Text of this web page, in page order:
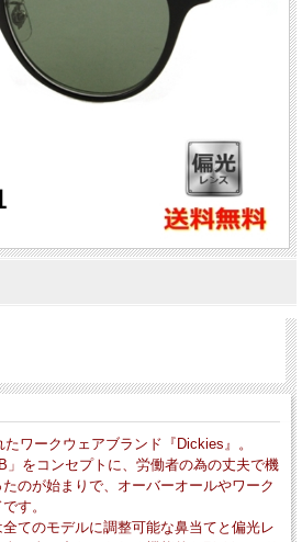
ワークウェアブランド『Dickies』。
」をコンセプトに、労働者の為の丈夫で機
のが始まりで、オーバーオールやワーク
す。
てのモデルに調整可能な鼻当てと偏光レ